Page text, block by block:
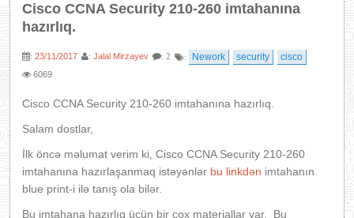
PROQRAMLAR
IT LÜĞƏT
Cisco CCNA Security 210-260 imtahanına
hazırlıq.
: 23/11/2017 : Jalal Mirzayev : 2 : Nework security cisco
6069
Cisco CCNA Security 210-260 imtahanına hazırlıq.
Salam dostlar,
İlk öncə məlumat verim ki, Cisco CCNA Security 210-260
imtahanına hazırlaşanmaq istəyənlər bu linkdən imtahanın
blue print-i ilə tanış ola bilər.
Bu imtahana hazırlıq üçün bir çox materiallar var. Bu